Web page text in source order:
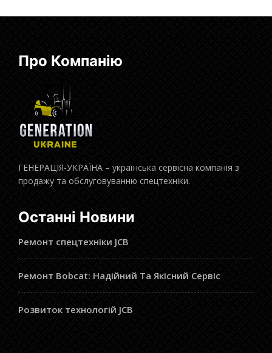
Про Компанію
ГЕНЕРАЦІЯ-УКРАЇНА – українська сервісна компанія з
продажу та обслуговуванню спецтехніки.
Останні Новини
Ремонт спецтехніки JCB
Ремонт Bobcat: Надійний Та Якісний Сервіс
Розвиток технологій JCB